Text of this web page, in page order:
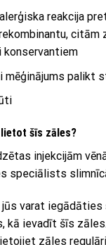
reakcija
citām
konservantiem
mēģinājums palikt
lietot šīs zāles?
injekcijām
speciālists
varat iegādāties
kā ievadīt šīs
zāles